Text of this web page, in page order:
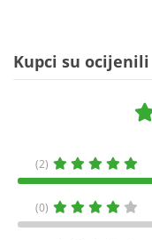
Kupci su ocijenili
(2)
(0)